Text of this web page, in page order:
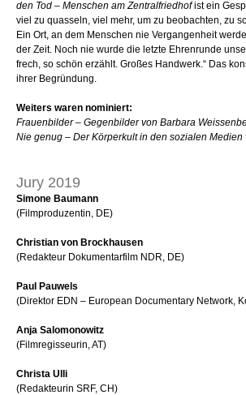
den Tod – Menschen am Zentralfriedhofist ein
viel zu quasseln, viel mehr, um zu beobachten, zu
Ein Ort, an dem Menschen nie Vergangenheit
der Zeit. Noch nie wurde die letzte Ehrenrunde
frech, so schön erzählt. Großes Handwerk.“ Das
ihrer Begründung.
Weiters waren nominiert:
Frauenbilder – Gegenbilder von Barbara
Nie genug – Der Körperkult in den sozialen Medien
Jury 2019
Simone Baumann
(Filmproduzentin, DE)
Christian von Brockhausen
(Redakteur Dokumentarfilm NDR, DE)
Paul Pauwels
(Direktor EDN – European Documentary Network,
Anja Salomonowitz
(Filmregisseurin, AT)
Christa Ulli
(Redakteurin SRF, CH)